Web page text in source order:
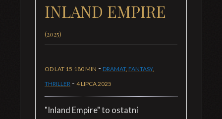
INLAND EMPIRE
(2025)
OD LAT 15 180 MIN - DRAMAT, FANTASY,
THRILLER - 4 LIPCA 2025
"Inland Empire" to ostatni